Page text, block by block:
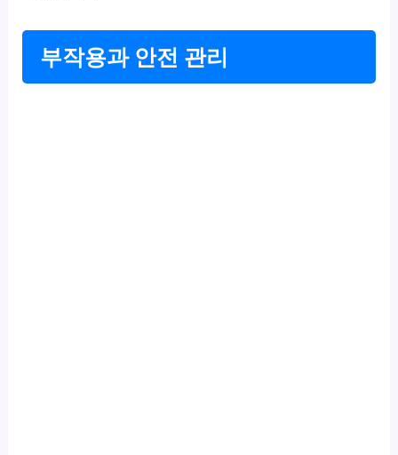
부작용과 안전 관리